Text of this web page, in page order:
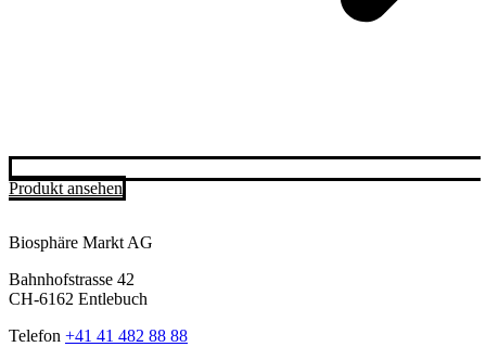
Produkt ansehen
Biosphäre Markt AG
Bahnhofstrasse 42
CH-6162 Entlebuch
Telefon +41 41 482 88 88